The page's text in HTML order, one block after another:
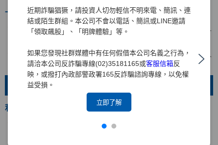
近期詐騙猖獗，請投資人切勿輕信不明來電、簡訊、連
結或陌生群組。本公司不會以電話、簡訊或LINE邀請
「領取飆股」、「明牌體驗」等。
如果您發現社群媒體中有任何假借本公司名義之行為，
請洽本公司反詐騙專線(02)35181165或客服信箱反
映，或撥打內政部警政署165反詐騙諮詢專線，以免權
益受損。
立即了解
一般投資人多利用附條件交易的時機
一般投資人多以承作附買回交易為多，因為收益較高，且
近年來成為保守型投資人的資金停泊處也是積極型投資人
的短期資金避風港。
債券附買回交易優點
利率優惠
附買回利率比照貨幣市場行情，比銀行活存或活儲利率